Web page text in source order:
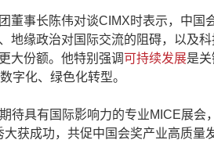
事长陈伟对谈CIMX时表示，中国
地缘政治对国际交流的阻碍，以及
大份额。他特别强调 可持续发展是
字化、绿色化转型。
具有国际影响力的专业MICE展会
获成功，共促中国会奖产业高质量